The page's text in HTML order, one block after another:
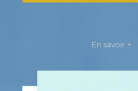
En savoir +